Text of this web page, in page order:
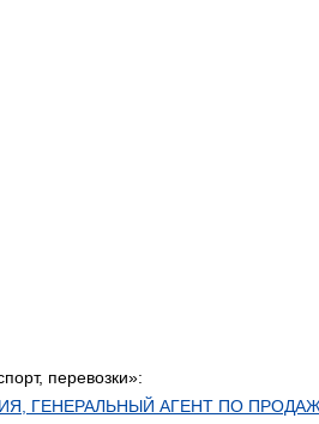
перевозки»:
ГЕНЕРАЛЬНЫЙ АГЕНТ ПО ПРОДАЖАМ